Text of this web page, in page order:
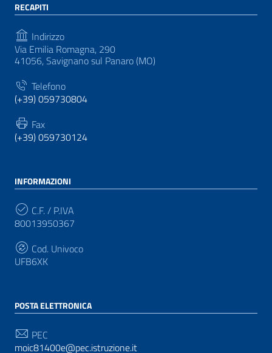
RECAPITI
Indirizzo
Via Emilia Romagna, 290
41056, Savignano sul Panaro (MO)
Telefono
(+39) 059730804
Fax
(+39) 059730124
INFORMAZIONI
C.F. / P.IVA
80013950367
Cod. Univoco
UFB6XK
POSTA ELETTRONICA
PEC
moic81400e@pec.istruzione.it